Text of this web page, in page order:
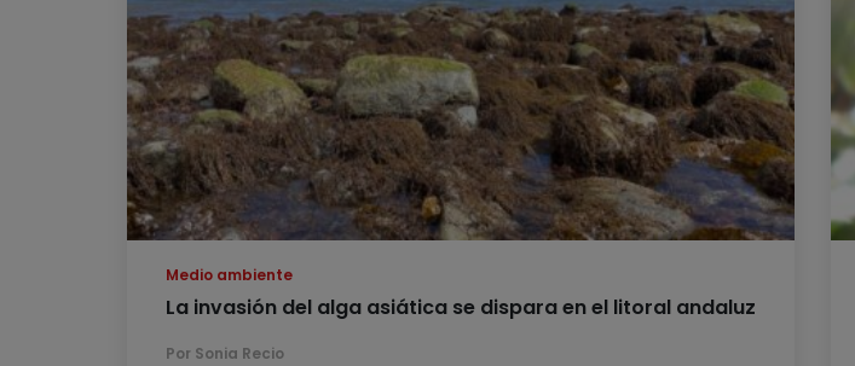
Medio ambiente
La invasión del alga asiática se dispara en el litoral andaluz
Por Sonia Recio